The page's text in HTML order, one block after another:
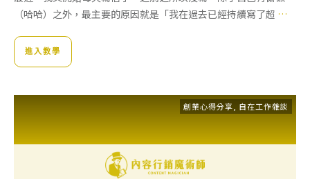
（哈哈）之外，最主要的原因就是「我在過去已經持續寫了超 …
進入教學
創業心得分享 自在工作雜談